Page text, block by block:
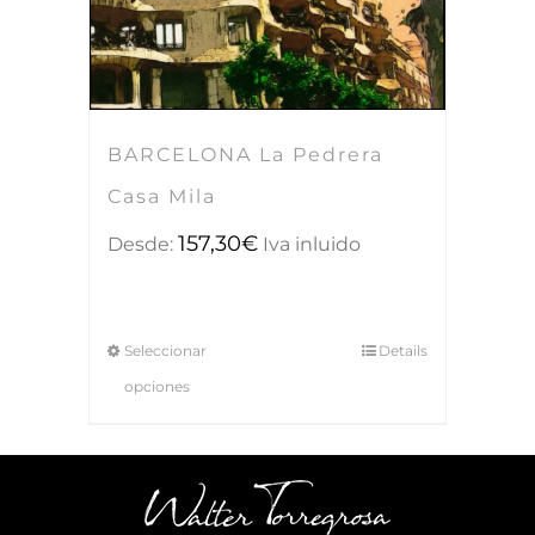
BARCELONA La Pedrera
Casa Mila
Desde: 157,30€ Iva inluido
Seleccionar
opciones
Details